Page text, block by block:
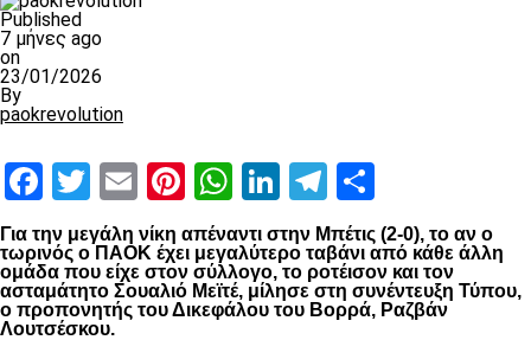
Published
7 μήνες ago
on
23/01/2026
By
paokrevolution
Facebook
Twitter
EmailPinterest
WhatsApp
LinkedIn
Telegram
Για την μεγάλη νίκη απέναντι στην Μπέτις (2-0), το αν ο
τωρινός ο ΠΑΟΚ έχει μεγαλύτερο ταβάνι από κάθε άλλη
ομάδα που είχε στον σύλλογο, το ροτέισον και τον
ασταμάτητο Σουαλιό Μεϊτέ, μίλησε στη συνέντευξη Τύπου,
ο προπονητής του Δικεφάλου του Βορρά, Ραζβάν
Λουτσέσκου.